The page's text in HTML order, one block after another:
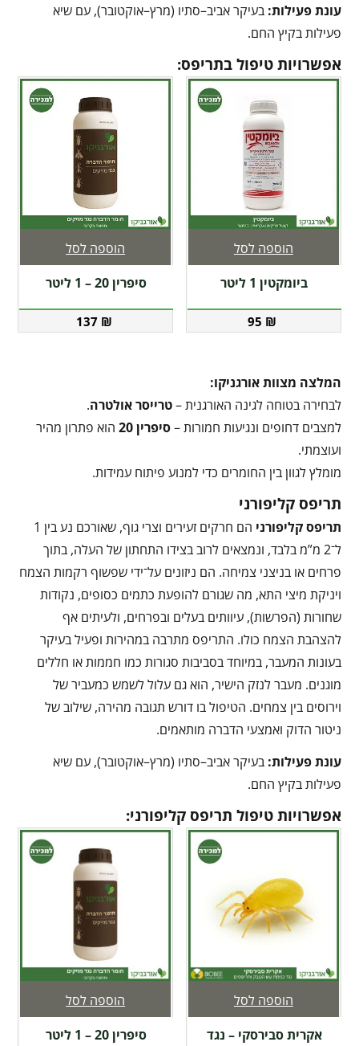
עונת פעילות: בעיקר אביב–סתיו (מרץ–אוקטובר), עם שיא
פעילות בקיץ החם.
אפשרויות טיפול בתריפס:
ביומקטין 1 ליטר
95 ₪
הוספה לסל
סיפרין 20 – 1 ליטר
137 ₪
הוספה לסל
המלצה מצוות אורגניקו:
לבחירה בטוחה לגינה האורגנית –טרייסר אולטרה.
למצבים דחופים ונגיעות חמורות –סיפרין 20
הוא פתרון מהיר
ועוצמתי.
מומלץ לגוון בין החומרים כדי למנוע פיתוח עמידות.
תריפס קליפורני
תריפס קליפורני
הם חרקים זעירים וצרי גוף, שאורכם נע בין 1
ל־2 מ”מ בלבד, ונמצאים לרוב בצידו התחתון של העלה, בתוך
פרחים או בניצני צמיחה. הם ניזונים על־ידי שפשוף רקמות הצמח
ויניקת מיצי התא, מה שגורם להופעת כתמים כסופים, נקודות
שחורות (הפרשות), עיוותים בעלים ובפרחים, ולעיתים אף
להצהבת הצמח כולו. התריפס מתרבה במהירות ופעיל בעיקר
בעונות המעבר, במיוחד בסביבות סגורות כמו חממות או חללים
מוגנים. מעבר לנזק הישיר, הוא גם עלול לשמש כמעביר של
וירוסים בין צמחים. הטיפול בו דורש תגובה מהירה, שילוב של
ניטור הדוק ואמצעי הדברה מותאמים.
עונת פעילות: בעיקר אביב–סתיו (מרץ–אוקטובר), עם שיא
פעילות בקיץ החם.
אפשרויות טיפול תריפס קליפורני:
אקרית סבירסקי – נגד
הוספה לסל
סיפרין 20 – 1 ליטר
הוספה לסל